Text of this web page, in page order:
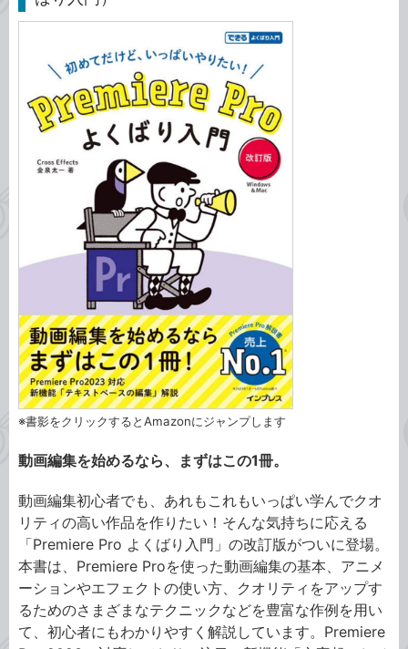
※書影をクリックするとAmazonにジャンプします
動画編集を始めるなら、まずはこの1冊。
動画編集初心者でも、あれもこれもいっぱい学んでクオ
リティの高い作品を作りたい！そんな気持ちに応える
「Premiere Pro よくばり入門」の改訂版がついに登場。
本書は、Premiere Proを使った動画編集の基本、アニメ
ーションやエフェクトの使い方、クオリティをアップす
るためのさまざまなテクニックなどを豊富な作例を用い
て、初心者にもわかりやすく解説しています。Premiere